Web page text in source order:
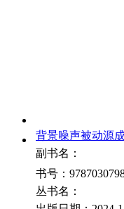
背景噪声被动源
副书名：
书号：
丛书名：